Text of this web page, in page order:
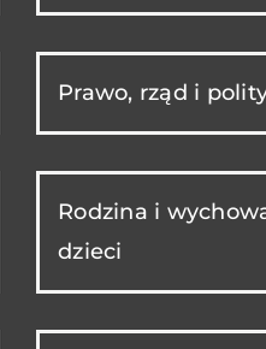
Prawo, rząd i
Rodzina i
dzieci